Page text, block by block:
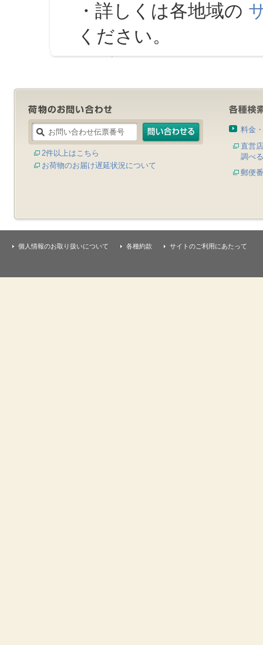
・詳しくは各地域の
ください。
2件以上はこちら
お荷物のお届け遅延状況について
料金
直営
調べる
郵便
個人情報のお取り扱いについて 各種約款 サイトのご利用にあたって